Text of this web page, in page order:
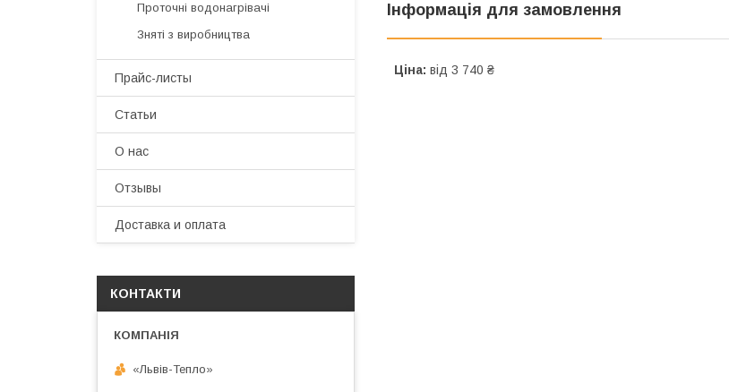
Інформація для замовлення
Ціна: від 3 740 ₴
Проточні водонагрівачі
Зняті з виробництва
Прайс-листы
Статьи
О нас
Отзывы
Доставка и оплата
КОНТАКТИ
«Львів-Тепло»